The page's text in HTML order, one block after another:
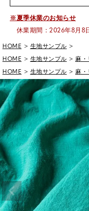
※夏季休業のお知らせ
HOME
生地サンプル
HOME
生地サンプル
麻
HOME
生地サンプル 麻